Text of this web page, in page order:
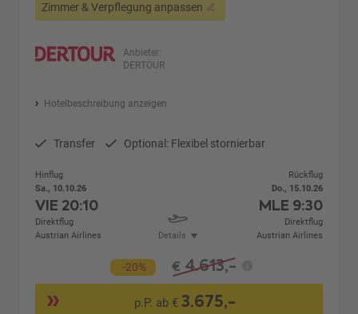
Zimmer & Verpflegung anpassen
Anbieter:
DERTOUR
Hotelbeschreibung anzeigen
Transfer Optional: Flexibel stornierbar
Hinflug
Sa., 10.10.26
VIE 20:10
Direktflug
Austrian Airlines
Details
Rückflug
Do., 15.10.26
MLE 9:30
Direktflug
Austrian Airlines
-20% € 4.613,-
p.P. ab € 3.675,-